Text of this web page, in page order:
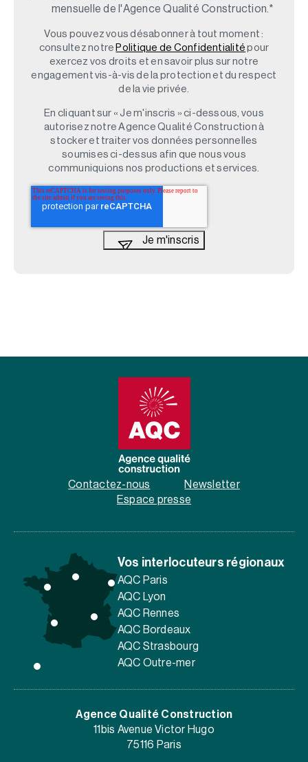
mensuelle de l'Agence Qualité Construction. *
Vous pouvez vous désabonner à tout moment :
consultez notre Politique de Confidentialité pour
exercez vos droits et en savoir plus sur notre
engagement vis-à-vis de la protection et du respect
de la vie privée.
En cliquant sur « Je m'inscris » ci-dessous, vous
autorisez notre Agence Qualité Construction à
stocker et traiter vos données personnelles
soumises ci-dessus afin que nous vous
communiquions nos productions et services.
Contactez-nous
Newsletter
Espace presse
Vos interlocuteurs régionaux
AQC Paris
AQC Lyon
AQC Rennes
AQC Bordeaux
AQC Strasbourg
AQC Outre-mer
Agence Qualité Construction
11bis Avenue Victor Hugo
75116 Paris